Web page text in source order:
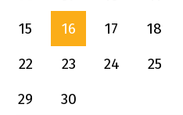
15
16 17 18
22
23 24 25
29
30